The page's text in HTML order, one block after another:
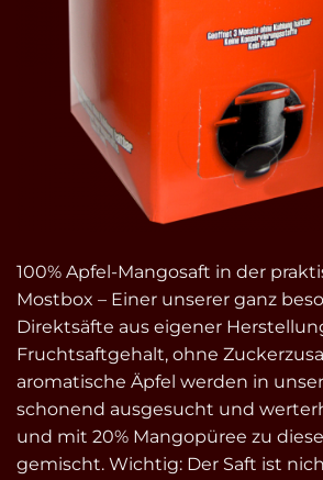
100% Apfel-Mangosaft in der
Mostbox – Einer unserer ganz
Direktsäfte aus eigener
Fruchtsaftgehalt, ohne
aromatische Äpfel werden in
schonend ausgesucht und
und mit 20% Mangopüree zu
gemischt. Wichtig: Der Saft ist